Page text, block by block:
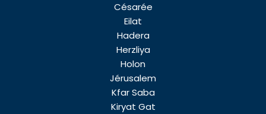
Césarée
Eilat
Hadera
Herzliya
Holon
Jérusalem
Kfar Saba
Kiryat Gat